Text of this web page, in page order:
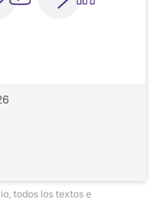
todos los textos e